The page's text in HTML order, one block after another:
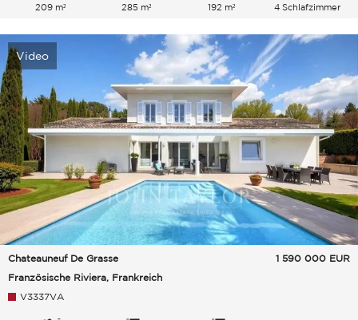
209 m² 285 m² 192 m² 4 Schlafzimmer
Video
Chateauneuf De Grasse
Französische Riviera, Frankreich
1 590 000 EUR
V3337VA